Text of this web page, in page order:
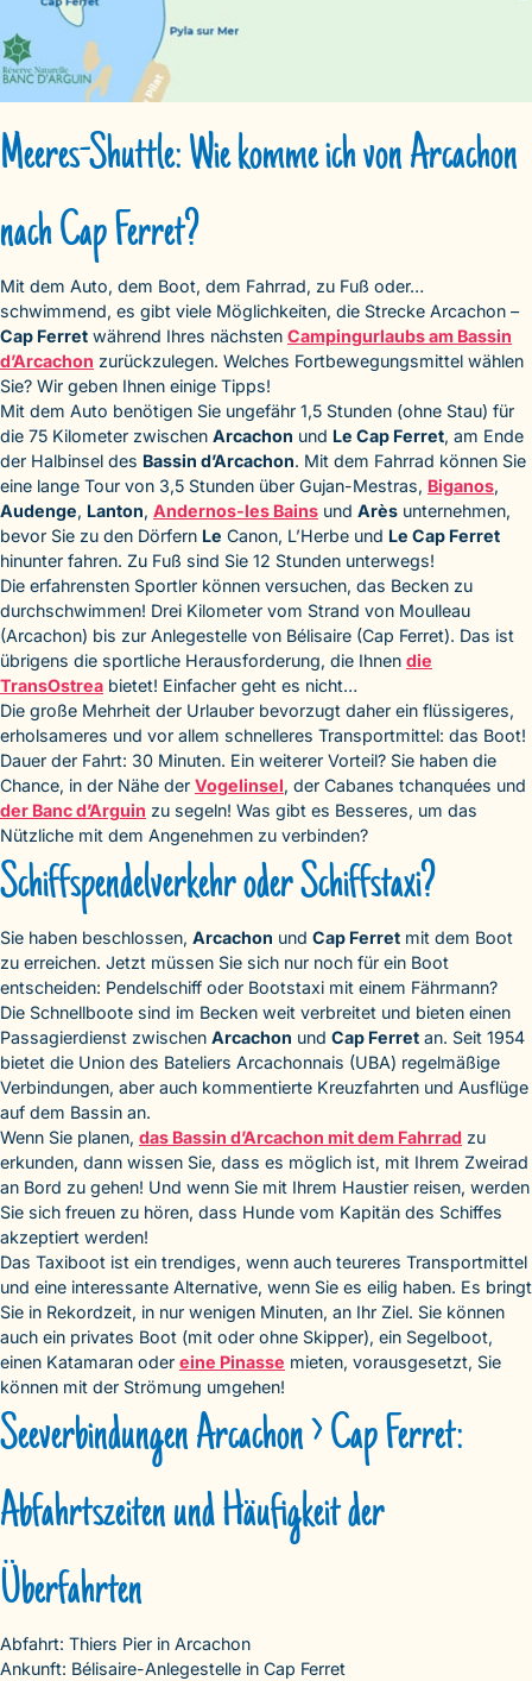
Meeres-Shuttle: Wie komme ich von Arcachon
nach Cap Ferret?
Mit dem Auto, dem Boot, dem Fahrrad, zu Fuß oder…
schwimmend, es gibt viele Möglichkeiten, die Strecke Arcachon –
Cap Ferret während Ihres nächsten Campingurlaubs am Bassin
d’Arcachon zurückzulegen. Welches Fortbewegungsmittel wählen
Sie? Wir geben Ihnen einige Tipps!
Mit dem Auto benötigen Sie ungefähr 1,5 Stunden (ohne Stau) für
die 75 Kilometer zwischen Arcachon und Le Cap Ferret, am Ende
der Halbinsel des Bassin d’Arcachon. Mit dem Fahrrad können Sie
eine lange Tour von 3,5 Stunden über Gujan-Mestras, Biganos,
Audenge, Lanton, Andernos-les Bains und Arès unternehmen,
bevor Sie zu den Dörfern Le Canon, L’Herbe und Le Cap Ferret
hinunter fahren. Zu Fuß sind Sie 12 Stunden unterwegs!
Die erfahrensten Sportler können versuchen, das Becken zu
durchschwimmen! Drei Kilometer vom Strand von Moulleau
(Arcachon) bis zur Anlegestelle von Bélisaire (Cap Ferret). Das ist
übrigens die sportliche Herausforderung, die Ihnen die
TransOstrea bietet! Einfacher geht es nicht…
Die große Mehrheit der Urlauber bevorzugt daher ein flüssigeres,
erholsameres und vor allem schnelleres Transportmittel: das Boot!
Dauer der Fahrt: 30 Minuten. Ein weiterer Vorteil? Sie haben die
Chance, in der Nähe der Vogelinsel, der Cabanes tchanquées und
der Banc d’Arguin zu segeln! Was gibt es Besseres, um das
Nützliche mit dem Angenehmen zu verbinden?
Schiffspendelverkehr oder Schiffstaxi?
Sie haben beschlossen, Arcachon und Cap Ferret mit dem Boot
zu erreichen. Jetzt müssen Sie sich nur noch für ein Boot
entscheiden: Pendelschiff oder Bootstaxi mit einem Fährmann?
Die Schnellboote sind im Becken weit verbreitet und bieten einen
Passagierdienst zwischen Arcachon und Cap Ferret an. Seit 1954
bietet die Union des Bateliers Arcachonnais (UBA) regelmäßige
Verbindungen, aber auch kommentierte Kreuzfahrten und Ausflüge
auf dem Bassin an.
Wenn Sie planen, das Bassin d’Arcachon mit dem Fahrrad zu
erkunden, dann wissen Sie, dass es möglich ist, mit Ihrem Zweirad
an Bord zu gehen! Und wenn Sie mit Ihrem Haustier reisen, werden
Sie sich freuen zu hören, dass Hunde vom Kapitän des Schiffes
akzeptiert werden!
Das Taxiboot ist ein trendiges, wenn auch teureres Transportmittel
und eine interessante Alternative, wenn Sie es eilig haben. Es bringt
Sie in Rekordzeit, in nur wenigen Minuten, an Ihr Ziel. Sie können
auch ein privates Boot (mit oder ohne Skipper), ein Segelboot,
einen Katamaran oder eine Pinasse mieten, vorausgesetzt, Sie
können mit der Strömung umgehen!
Seeverbindungen Arcachon > Cap Ferret:
Abfahrtszeiten und Häufigkeit der
Überfahrten
Abfahrt: Thiers Pier in Arcachon
Ankunft: Bélisaire-Anlegestelle in Cap Ferret